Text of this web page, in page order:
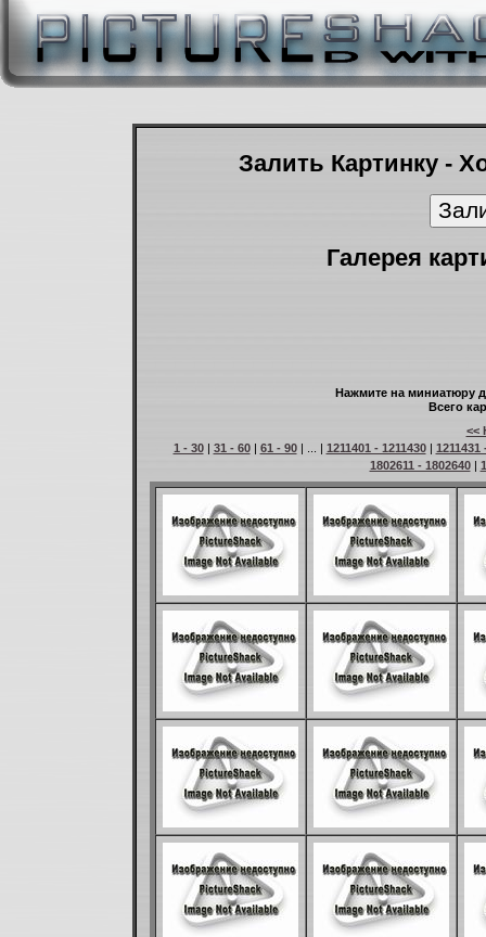
Залить Картинку -
Галерея
Нажмите на миниатюру
Всего
<<
1 - 30| 31 - 60| 61 - 90| ... | 1211401 - 1211430| 1211431
1802611 - 1802640|